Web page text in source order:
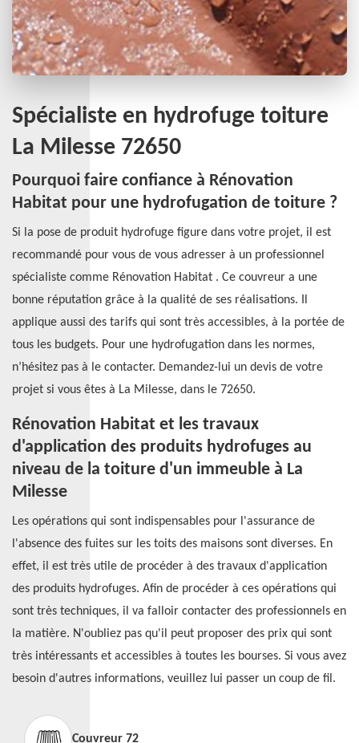
Spécialiste en hydrofuge toiture
La Milesse 72650
Pourquoi faire confiance à Rénovation
Habitat pour une hydrofugation de toiture ?
Si la pose de produit hydrofuge figure dans votre projet, il est
recommandé pour vous de vous adresser à un professionnel
spécialiste comme Rénovation Habitat . Ce couvreur a une
bonne réputation grâce à la qualité de ses réalisations. Il
applique aussi des tarifs qui sont très accessibles, à la portée de
tous les budgets. Pour une hydrofugation dans les normes,
n’hésitez pas à le contacter. Demandez-lui un devis de votre
projet si vous êtes à La Milesse, dans le 72650.
Rénovation Habitat et les travaux
d'application des produits hydrofuges au
niveau de la toiture d'un immeuble à La
Milesse
Les opérations qui sont indispensables pour l'assurance de
l'absence des fuites sur les toits des maisons sont diverses. En
effet, il est très utile de procéder à des travaux d'application
des produits hydrofuges. Afin de procéder à ces opérations qui
sont très techniques, il va falloir contacter des professionnels en
la matière. N'oubliez pas qu'il peut proposer des prix qui sont
très intéressants et accessibles à toutes les bourses. Si vous avez
besoin d'autres informations, veuillez lui passer un coup de fil.
Couvreur 72